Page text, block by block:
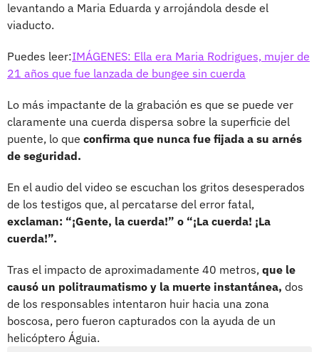
levantando a Maria Eduarda y arrojándola desde el
viaducto.
Puedes leer:IMÁGENES: Ella era Maria Rodrigues, mujer de
21 años que fue lanzada de bungee sin cuerda
Lo más impactante de la grabación es que se puede ver
claramente una cuerda dispersa sobre la superficie del
puente, lo que confirma que nunca fue fijada a su arnés
de seguridad.
En el audio del video se escuchan los gritos desesperados
de los testigos que, al percatarse del error fatal,
exclaman: “¡Gente, la cuerda!” o “¡La cuerda! ¡La
cuerda!”.
Tras el impacto de aproximadamente 40 metros, que le
causó un politraumatismo y la muerte instantánea, dos
de los responsables intentaron huir hacia una zona
boscosa, pero fueron capturados con la ayuda de un
helicóptero Águia.